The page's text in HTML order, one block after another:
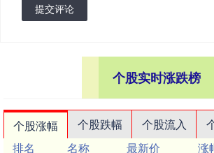
提交评论
个股实时涨跌榜
个股涨幅 个股跌幅 个股流入
排名
名称 最新价 涨